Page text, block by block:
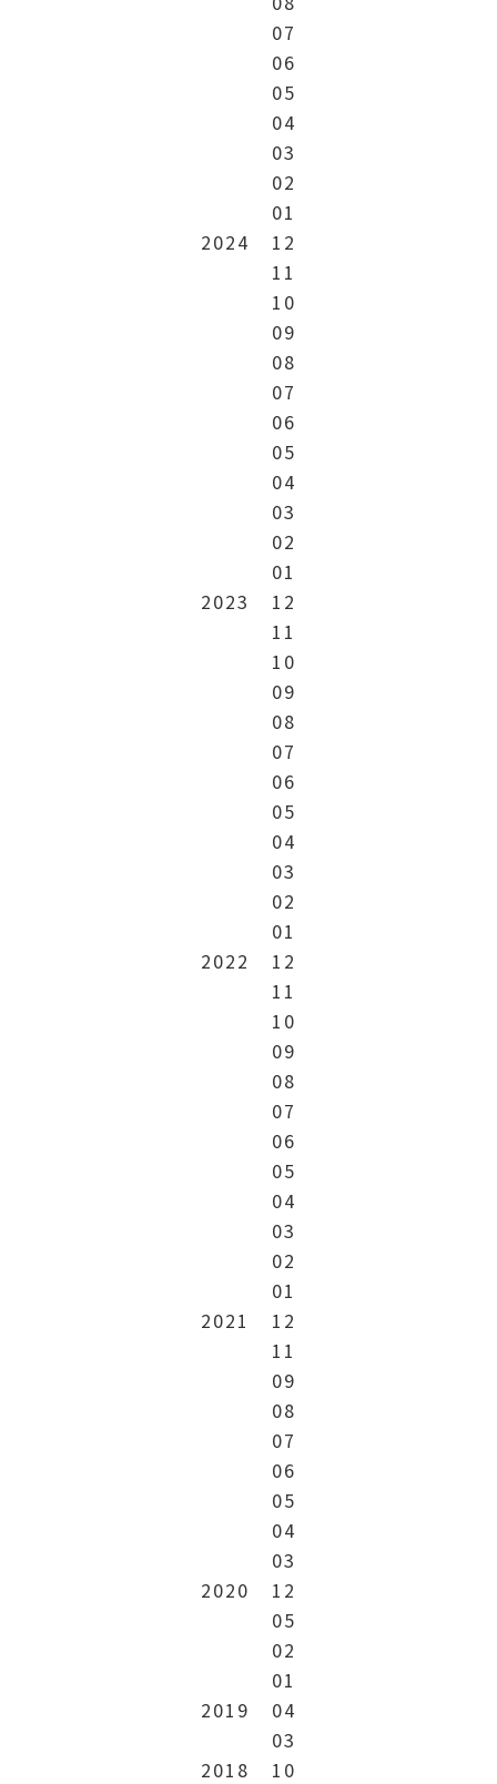
07
06
05
04
03
02
01
2024
12
11
10
09
08
07
06
05
04
03
02
01
2023
12
11
10
09
08
07
06
05
04
03
02
01
2022
12
11
10
09
08
07
06
05
04
03
02
01
2021
12
11
09
08
07
06
05
04
03
2020
12
05
02
01
2019
04
03
2018
10